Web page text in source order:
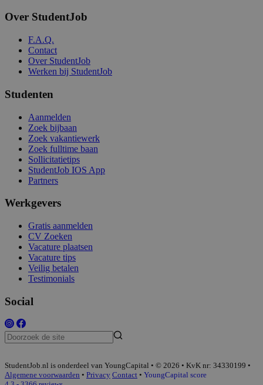
Over StudentJob
F.A.Q.
Contact
Over StudentJob
Werken bij StudentJob
Studenten
Aanmelden
Zoek bijbaan
Zoek vakantiewerk
Zoek fulltime baan
Sollicitatietips
StudentJob IOS App
Partners
Werkgevers
Gratis aanmelden
CV Zoeken
Vacature plaatsen
Vacature tips
Veilig betalen
Testimonials
Social
StudentJob.nl is onderdeel van YoungCapital • © 2026 • KvK nr: 34330199 •
Algemene voorwaarden • Privacy Contact • YoungCapital score